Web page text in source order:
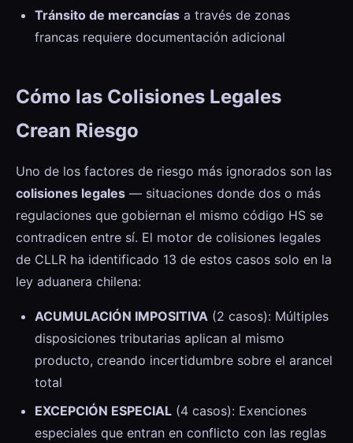
Tránsito de mercancías a través de zonas
francas requiere documentación adicional
Cómo las Colisiones Legales
Crean Riesgo
Uno de los factores de riesgo más ignorados son las
colisiones legales — situaciones donde dos o más
regulaciones que gobiernan el mismo código HS se
contradicen entre sí. El motor de colisiones legales
de CLLR ha identificado 13 de estos casos solo en la
ley aduanera chilena:
ACUMULACIÓN IMPOSITIVA (2 casos): Múltiples
disposiciones tributarias aplican al mismo
producto, creando incertidumbre sobre el arancel
total
EXCEPCIÓN ESPECIAL (4 casos): Exenciones
especiales que entran en conflicto con las reglas